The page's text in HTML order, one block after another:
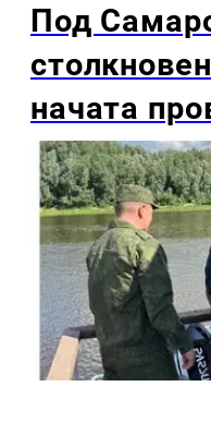
Под
начата